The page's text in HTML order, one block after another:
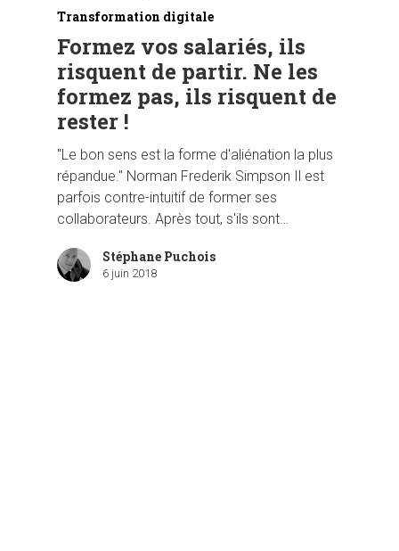
Transformation digitale
Formez vos salariés, ils
risquent de partir. Ne les
formez pas, ils risquent de
rester !
"Le bon sens est la forme d'aliénation la plus
répandue." Norman Frederik Simpson Il est
parfois contre-intuitif de former ses
collaborateurs. Après tout, s'ils sont…
Stéphane Puchois
6 juin 2018